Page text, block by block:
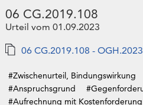
06 CG.2019.108
Urteil vom 01.09.2023
06 CG.2019.108 -
#Zwischenurteil, Bindungswirkung
#Anspruchsgrund
#Aufrechnung mit Kostenforderung